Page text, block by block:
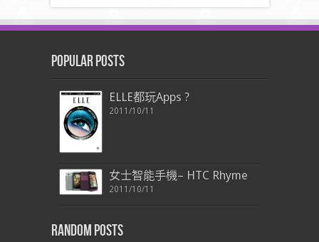
Popular Posts
ELLE都玩Apps ?
2011/10/11
女士智能手機– HTC Rhyme
2011/10/11
Random Posts